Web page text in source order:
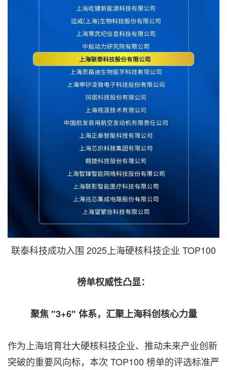
联泰科技成功入围 2025上海硬核科技企业 TOP100
榜单权威性凸显：
聚焦 "3+6" 体系，汇聚上海科创核心力量
作为上海培育壮大硬核科技企业、推动未来产业创新
突破的重要风向标，本次 TOP100 榜单的评选标准严